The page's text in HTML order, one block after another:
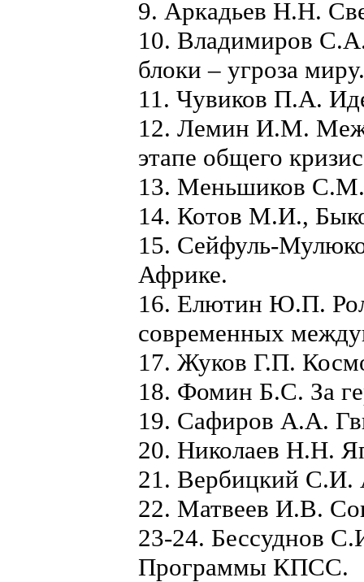
9. Аркадьев Н.Н.
10. Владимиров
блоки – угроза миру.
11. Чувиков П.А.
12. Лемин И.М.
этапе общего
13. Меньшиков
14. Котов М.И.,
15. Сейфуль-
Африке.
16. Елютин Ю.П.
современных
17. Жуков Г.П.
18. Фомин Б.С. За
19. Сафиров А.А.
20. Николаев Н.Н.
21. Вербицкий С.И.
22. Матвеев И.В.
23-24. Бессуднов
Программы КПСС.